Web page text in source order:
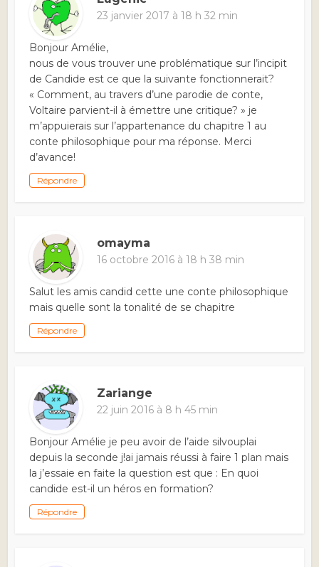
23 janvier 2017 à 18 h 32 min
Bonjour Amélie,
nous de vous trouver une problématique sur l’incipit
de Candide est ce que la suivante fonctionnerait?
« Comment, au travers d’une parodie de conte,
Voltaire parvient-il à émettre une critique? » je
m’appuierais sur l’appartenance du chapitre 1 au
conte philosophique pour ma réponse. Merci
d’avance!
Répondre
omayma
16 octobre 2016 à 18 h 38 min
Salut les amis candid cette une conte philosophique
mais quelle sont la tonalité de se chapitre
Répondre
Zariange
22 juin 2016 à 8 h 45 min
Bonjour Amélie je peu avoir de l’aide silvouplai
depuis la seconde j!ai jamais réussi à faire 1 plan mais
la j’essaie en faite la question est que : En quoi
candide est-il un héros en formation?
Répondre